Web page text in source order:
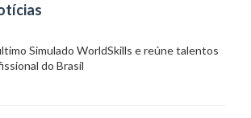
Simulado WorldSkills e reúne talentos
do Brasil